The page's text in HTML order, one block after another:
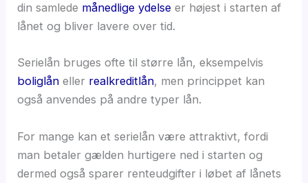
din samlede månedlige ydelse er højest i starten af
lånet og bliver lavere over tid.
Serielån bruges ofte til større lån, eksempelvis
boliglån eller realkreditlån, men princippet kan
også anvendes på andre typer lån.
For mange kan et serielån være attraktivt, fordi
man betaler gælden hurtigere ned i starten og
dermed også sparer renteudgifter i løbet af lånets